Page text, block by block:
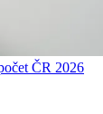
ČR 2026